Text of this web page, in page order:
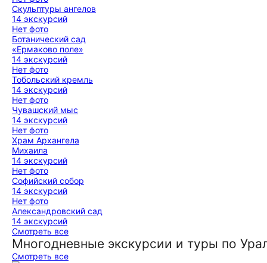
Скульптуры ангелов
14 экскурсий
Нет фото
Ботанический сад
«Ермаково поле»
14 экскурсий
Нет фото
Тобольский кремль
14 экскурсий
Нет фото
Чувашский мыс
14 экскурсий
Нет фото
Храм Архангела
Михаила
14 экскурсий
Нет фото
Софийский собор
14 экскурсий
Нет фото
Александровский сад
14 экскурсий
Смотреть все
Многодневные экскурсии и туры по
Смотреть все